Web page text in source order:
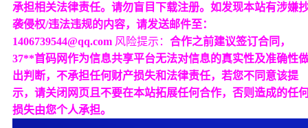
承担相关法律责任。请勿盲目下载注册。如发现本站有涉嫌
袭侵权/违法违规的内容，请发送邮件至：
1406739544@qq.com 风险提示： 合作之前建议签订合同，
37**首码网作为信息共享平台无法对信息的真实性及准确性
出判断，不承担任何财产损失和法律责任，若您不同意该提
示，请关闭网页且不要在本站拓展任何合作，否则造成的任
损失由您个人承担。